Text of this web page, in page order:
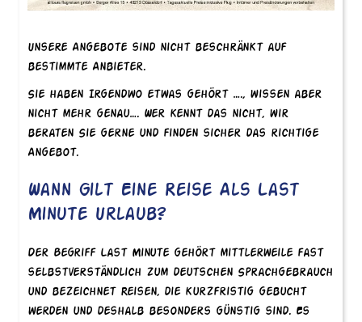
Unsere Angebote sind nicht beschränkt auf
bestimmte Anbieter.
Sie haben Irgendwo etwas gehört …., wissen aber
nicht mehr genau…. Wer kennt das nicht, wir
beraten Sie gerne und finden sicher das richtige
Angebot.
Wann Gilt Eine Reise Als Last
Minute Urlaub?
Der Begriff Last Minute gehört mittlerweile fast
selbstverständlich zum deutschen Sprachgebrauch
und bezeichnet Reisen, die kurzfristig gebucht
werden und deshalb besonders günstig sind. Es